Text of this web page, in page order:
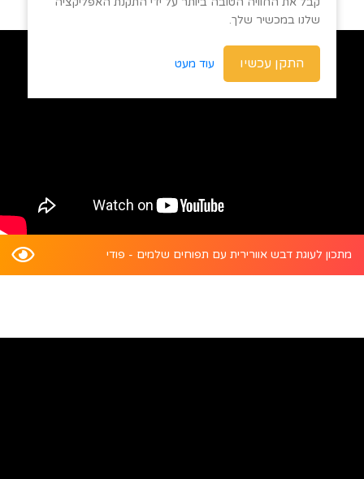
מתכון לעוגת דבש אוורירית עם תפוחים שלמים - פודי
שלנו במכשיר שלך.
התקן עכשיו עוד מעט